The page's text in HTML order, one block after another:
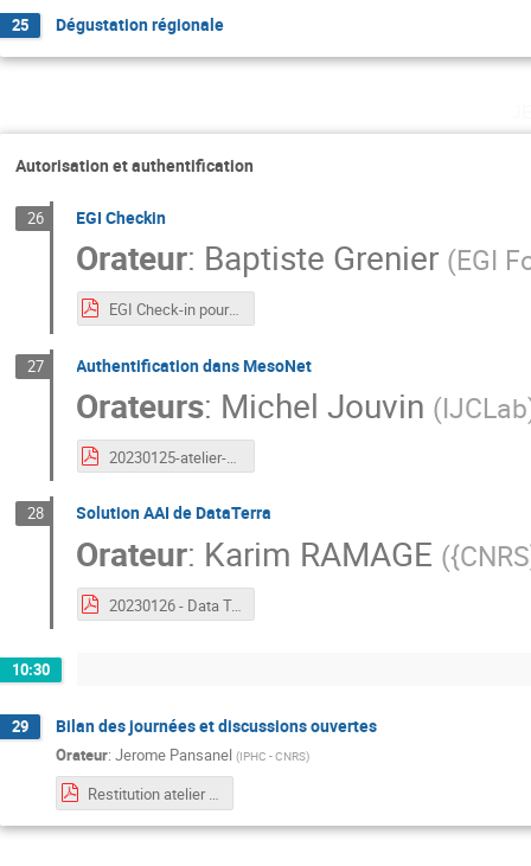
25 Dégustation régionale
Autorisation et authentification
26 EGI Checkin
Orateur: Baptiste Grenier (EGI
EGI Check-in pour les fournisseurs de services.pdf
27 Authentification dans MesoNet
Orateurs: Michel Jouvin (IJCLab
20230125-atelier-eosc-auth.pdf
28 Solution AAI de DataTerra
Orateur: Karim RAMAGE (
20230126 - Data Terra & SSO.pdf
10:30
29 Bilan des journées et discussions ouvertes
Orateur: Jerome Pansanel (IPHC - CNRS)
Restitution atelier EOSC.pdf